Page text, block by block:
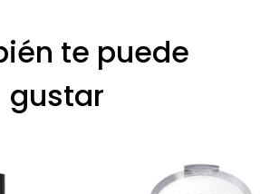
te puede
gustar